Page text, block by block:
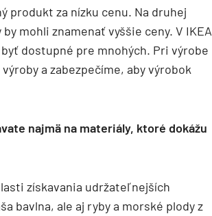
produkt za nízku cenu. Na druhej
mohli znamenať vyššie ceny. V IKEA
dostupné pre mnohých. Pri výrobe
a zabezpečíme, aby výrobok
najmä na materiály, ktoré dokážu
získavania udržateľnejších
bavlna, ale aj ryby a morské plody z